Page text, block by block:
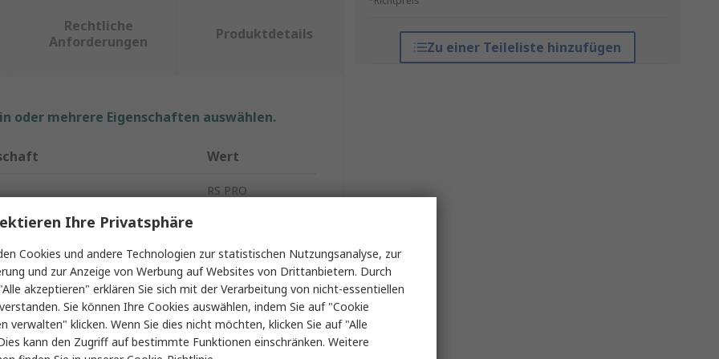
Zu einer Teileliste hinzufügen
Rechtliche
Anforderungen
Produktdetails
oder mehrere Eigenschaften auswählen.
Wert
RS PRO
Typ Bürostuhl
Ja
Rückenlehne Ja
Schwarz
Ihre Privatsphäre
Cookies und andere Technologien zur statistischen Nutzungsanalyse, zur
und zur Anzeige von Werbung auf Websites von Drittanbietern. Durch
akzeptieren" erklären Sie sich mit der Verarbeitung von nicht-essentiellen
Sie können Ihre Cookies auswählen, indem Sie auf "Cookie
verwalten" klicken. Wenn Sie dies nicht möchten, klicken Sie auf "Alle
kann den Zugriff auf bestimmte Funktionen einschränken. Weitere